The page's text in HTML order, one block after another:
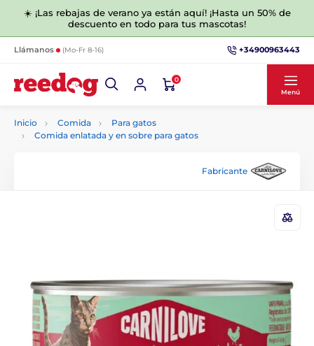
☀️ ¡Las rebajas de verano ya están aquí! ¡Hasta un 50% de
descuento en todo para tus mascotas!
Llámanos (Mo-Fr 8-16) +34900963443
0
Menú
Inicio Comida
Para gatos
Comida enlatada y en sobre para gatos
Fabricante